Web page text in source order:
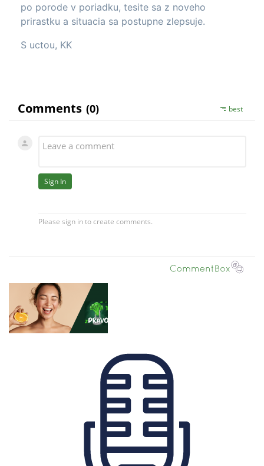
po porode v poriadku, tesite sa z noveho
prirastku a situacia sa postupne zlepsuje.
S uctou, KK